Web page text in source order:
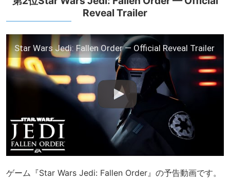
Reveal Trailer
Star Wars Jedi: Fallen Order — Official Reveal Trailer
ゲーム『Star Wars Jedi: Fallen Order』の予告動画です。